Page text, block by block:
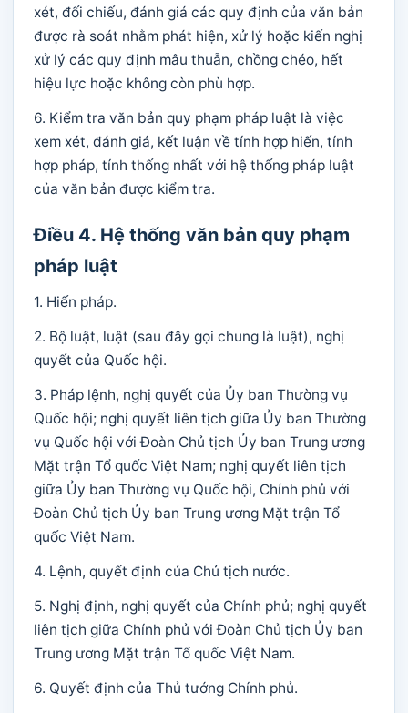
xét, đối chiếu, đánh giá các quy định của văn bản
được rà soát nhằm phát hiện, xử lý hoặc kiến nghị
xử lý các quy định mâu thuẫn, chồng chéo, hết
hiệu lực hoặc không còn phù hợp.
6. Kiểm tra văn bản quy phạm pháp luật là việc
xem xét, đánh giá, kết luận về tính hợp hiến, tính
hợp pháp, tính thống nhất với hệ thống pháp luật
của văn bản được kiểm tra.
Điều 4. Hệ thống văn bản quy phạm
pháp luật
1. Hiến pháp.
2. Bộ luật, luật (sau đây gọi chung là luật), nghị
quyết của Quốc hội.
3. Pháp lệnh, nghị quyết của Ủy ban Thường vụ
Quốc hội; nghị quyết liên tịch giữa Ủy ban Thường
vụ Quốc hội với Đoàn Chủ tịch Ủy ban Trung ương
Mặt trận Tổ quốc Việt Nam; nghị quyết liên tịch
giữa Ủy ban Thường vụ Quốc hội, Chính phủ với
Đoàn Chủ tịch Ủy ban Trung ương Mặt trận Tổ
quốc Việt Nam.
4. Lệnh, quyết định của Chủ tịch nước.
5. Nghị định, nghị quyết của Chính phủ; nghị quyết
liên tịch giữa Chính phủ với Đoàn Chủ tịch Ủy ban
Trung ương Mặt trận Tổ quốc Việt Nam.
6. Quyết định của Thủ tướng Chính phủ.